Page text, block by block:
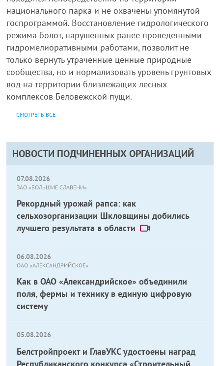
НОВОСТИ ПОДЧИНЕННЫХ ОРГАНИЗАЦИЙ
07.08.2026
ЗАО «БОЛЬШИЕ СЛАВЕНИ»
Рекордный урожай рапса: как
сельхозорганизации Шкловщины добились
лучшего результата в области
06.08.2026
ОАО «АЛЕКСАНДРИЙСКОЕ»
Как в ОАО «Александрийское» объединили
поля, фермы и технику в единую цифровую
систему
05.08.2026
Белстройпроект и ГлавУКС удостоены наград
национального парка и не охвачены упомянутой
госпрограммой. Восстановление гидрологического
режима болот, нарушенных ранее проведенными
гидромелиоративными работами, позволит не
только вернуть утраченные ценные природные
сообщества, но и нормализовать уровень грунтовых
вод на территории близлежащих лесных
комплексов Беловежской пущи.
СМОТРЕТЬ ВСЕ